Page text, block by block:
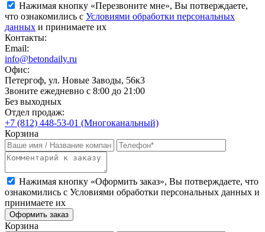
Нажимая кнопку «Перезвоните мне», Вы потверждаете,
что ознакомились с Условиями обработки персональных
данных и принимаете их
Контакты:
Email:
info@betondaily.ru
Офис:
Петергоф, ул. Новые Заводы, 56к3
Звоните ежедневно с 8:00 до 21:00
Без выходных
Отдел продаж:
+7 (812) 448-53-01 (Многоканальный)
Корзина
Нажимая кнопку «Оформить заказ», Вы потверждаете, что
ознакомились с Условиями обработки персональных данных и
принимаете их
Оформить заказ
Корзина